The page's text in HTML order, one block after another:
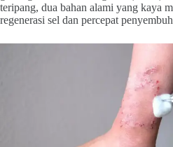
teripang, dua bahan alami yang kaya
regenerasi sel dan percepat